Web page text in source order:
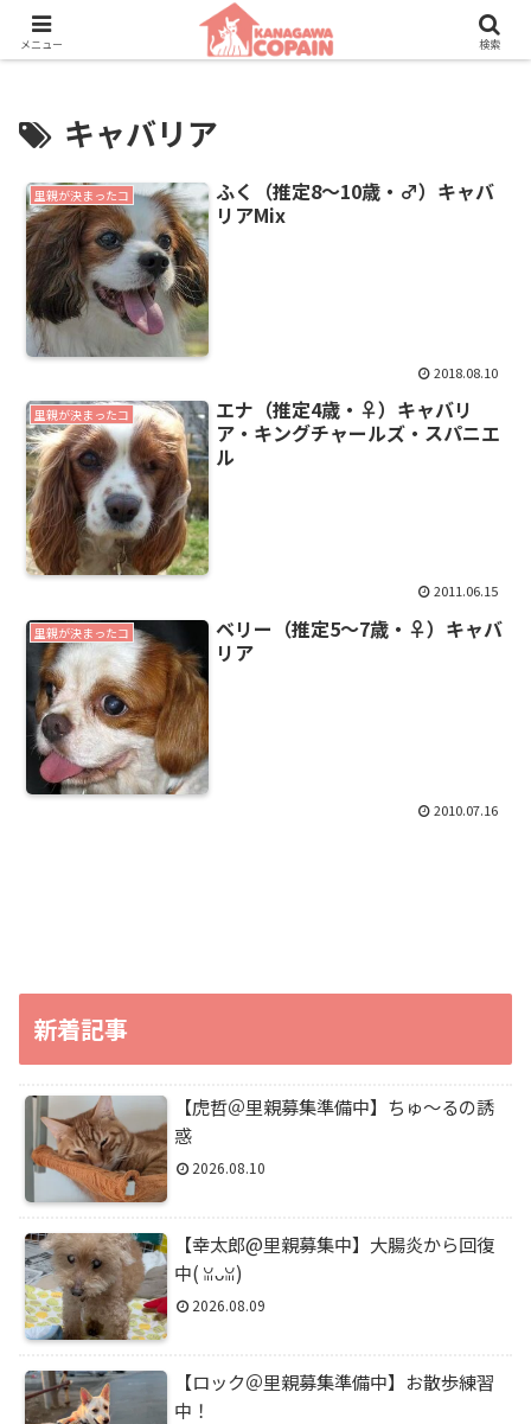
保護動物たちに、新しい家族との素敵な出会いを。
キャバリア
里親が決まったコ
ふく（推定8～10歳・♂）キャバ
リアMix
2018.08.10
里親が決まったコ
エナ（推定4歳・♀）キャバリ
ア・キングチャールズ・スパニエ
ル
2011.06.15
里親が決まったコ
ベリー（推定5～7歳・♀）キャバ
リア
2010.07.16
新着記事
【虎哲＠里親募集準備中】ちゅ～るの誘
惑
2026.08.10
【幸太郎@里親募集中】大腸炎から回復
中(⁠ ⁠ꈍ⁠ᴗ⁠ꈍ⁠)
2026.08.09
【ロック＠里親募集準備中】お散歩練習
中！
メニュー 検索